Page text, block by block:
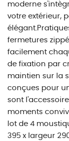
moderne
votre extérieur,
fermetures
facilement
de fixation par
maintien sur la
conçues pour
sont
moments
lot de 4
395 x largeur